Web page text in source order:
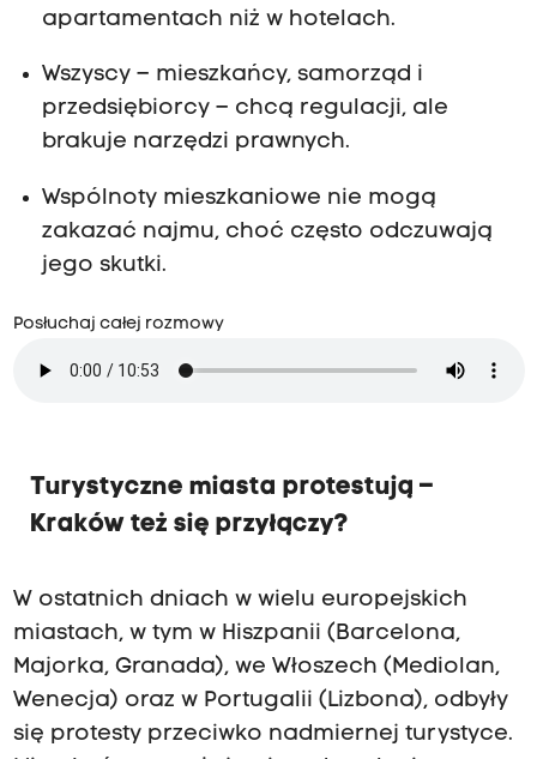
apartamentach niż w hotelach.
Wszyscy – mieszkańcy, samorząd i
przedsiębiorcy – chcą regulacji, ale
brakuje narzędzi prawnych.
Wspólnoty mieszkaniowe nie mogą
zakazać najmu, choć często odczuwają
jego skutki.
Posłuchaj całej rozmowy
Turystyczne miasta protestują –
Kraków też się przyłączy?
W ostatnich dniach w wielu europejskich
miastach, w tym w Hiszpanii (Barcelona,
Majorka, Granada), we Włoszech (Mediolan,
Wenecja) oraz w Portugalii (Lizbona), odbyły
się protesty przeciwko nadmiernej turystyce.